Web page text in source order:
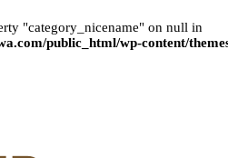
"category_nicename" on null in
public_html/wp-content/